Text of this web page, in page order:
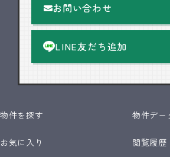
お問い合わせ
LINE友だち追加
物件を探す 物件デー
お気に入り 閲覧履歴